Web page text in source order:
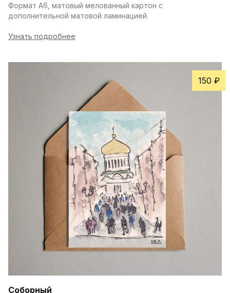
Формат А6, матовый мелованный картон с
дополнительной матовой ламинацией.
Узнать подробнее
Соборный
150 ₽